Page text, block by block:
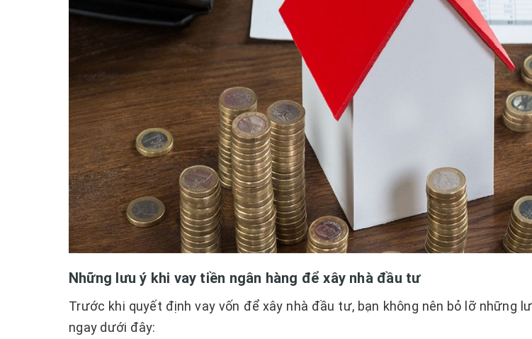
Những lưu ý khi vay tiền ngân hàng để xây nhà đầu tư
Trước khi quyết định vay vốn để xây nhà đầu tư, bạn không nên bỏ lỡ những
ngay dưới đây: